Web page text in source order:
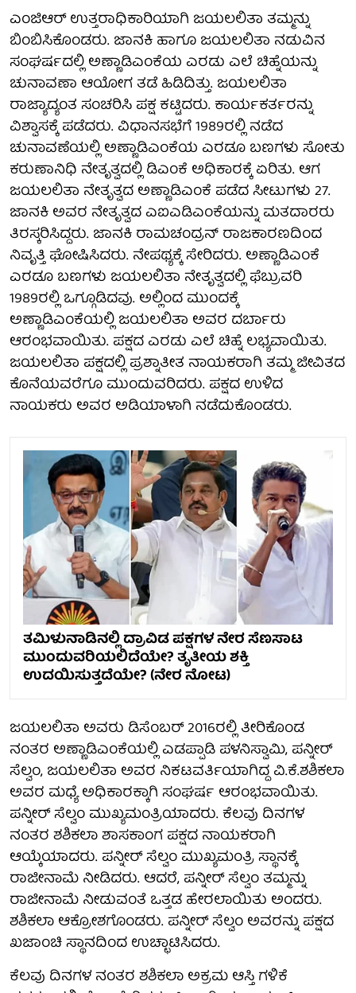
ಎಂಜಿಆರ್‌ ಉತ್ತರಾಧಿಕಾರಿಯಾಗಿ ಜಯಲಲಿತಾ ತಮ್ಮನ್ನು
ಬಿಂಬಿಸಿಕೊಂಡರು. ಜಾನಕಿ ಹಾಗೂ ಜಯಲಲಿತಾ ನಡುವಿನ
ಸಂಘರ್ಷದಲ್ಲಿ ಅಣ್ಣಾಡಿಎಂಕೆಯ ಎರಡು ಎಲೆ ಚಿಹ್ನೆಯನ್ನು
ಚುನಾವಣಾ ಆಯೋಗ ತಡೆ ಹಿಡಿದಿತ್ತು. ಜಯಲಲಿತಾ
ರಾಜ್ಯಾದ್ಯಂತ ಸಂಚರಿಸಿ ಪಕ್ಷ ಕಟ್ಟಿದರು. ಕಾರ್ಯಕರ್ತರನ್ನು
ವಿಶ್ವಾಸಕ್ಕೆ ಪಡೆದರು. ವಿಧಾನಸಭೆಗೆ 1989ರಲ್ಲಿ ನಡೆದ
ಚುನಾವಣೆಯಲ್ಲಿ ಅಣ್ಣಾಡಿಎಂಕೆಯ ಎರಡೂ ಬಣಗಳು ಸೋತು
ಕರುಣಾನಿಧಿ ನೇತೃತ್ವದಲ್ಲಿ ಡಿಎಂಕೆ ಅಧಿಕಾರಕ್ಕೆ ಏರಿತು. ಆಗ
ಜಯಲಲಿತಾ ನೇತೃತ್ವದ ಅಣ್ಣಾಡಿಎಂಕೆ ಪಡೆದ ಸೀಟುಗಳು 27.
ಜಾನಕಿ ಅವರ ನೇತೃತ್ವದ ಎಐಎಡಿಎಂಕೆಯನ್ನು ಮತದಾರರು
ತಿರಸ್ಕರಿಸಿದ್ದರು. ಜಾನಕಿ ರಾಮಚಂದ್ರನ್‌ ರಾಜಕಾರಣದಿಂದ
ನಿವೃತ್ತಿ ಘೋಷಿಸಿದರು. ನೇಪಥ್ಯಕ್ಕೆ ಸೇರಿದರು. ಅಣ್ಣಾಡಿಎಂಕೆ
ಎರಡೂ ಬಣಗಳು ಜಯಲಲಿತಾ ನೇತೃತ್ವದಲ್ಲಿ ಫೆಬ್ರುವರಿ
1989ರಲ್ಲಿ ಒಗ್ಗೂಡಿದವು. ಅಲ್ಲಿಂದ ಮುಂದಕ್ಕೆ
ಅಣ್ಣಾಡಿಎಂಕೆಯಲ್ಲಿ ಜಯಲಲಿತಾ ಅವರ ದರ್ಬಾರು
ಆರಂಭವಾಯಿತು. ಪಕ್ಷದ ಎರಡು ಎಲೆ ಚಿಹ್ನೆ ಲಭ್ಯವಾಯಿತು.
ಜಯಲಲಿತಾ ಪಕ್ಷದಲ್ಲಿ ಪ್ರಶ್ನಾತೀತ ನಾಯಕರಾಗಿ ತಮ್ಮ ಜೀವಿತದ
ಕೊನೆಯವರೆಗೂ ಮುಂದುವರಿದರು. ಪಕ್ಷದ ಉಳಿದ
ನಾಯಕರು ಅವರ ಅಡಿಯಾಳಾಗಿ ನಡೆದುಕೊಂಡರು.
ತಮಿಳುನಾಡಿನಲ್ಲಿ ದ್ರಾವಿಡ ಪಕ್ಷಗಳ ನೇರ ಸೆಣಸಾಟ
ಮುಂದುವರಿಯಲಿದೆಯೇ? ತೃತೀಯ ಶಕ್ತಿ
ಉದಯಿಸುತ್ತದೆಯೇ? (ನೇರ ನೋಟ)
ಜಯಲಲಿತಾ ಅವರು ಡಿಸೆಂಬರ್‌ 2016ರಲ್ಲಿ ತೀರಿಕೊಂಡ
ನಂತರ ಅಣ್ಣಾಡಿಎಂಕೆಯಲ್ಲಿ ಎಡಪ್ಪಾಡಿ ಪಳನಿಸ್ವಾಮಿ, ಪನ್ನೀರ್‌
ಸೆಲ್ವಂ, ಜಯಲಲಿತಾ ಅವರ ನಿಕಟವರ್ತಿಯಾಗಿದ್ದ ವಿ.ಕೆ.ಶಶಿಕಲಾ
ಅವರ ಮಧ್ಯೆ ಅಧಿಕಾರಕ್ಕಾಗಿ ಸಂಘರ್ಷ ಆರಂಭವಾಯಿತು.
ಪನ್ನೀರ್‌ ಸೆಲ್ವಂ ಮುಖ್ಯಮಂತ್ರಿಯಾದರು. ಕೆಲವು ದಿನಗಳ
ನಂತರ ಶಶಿಕಲಾ ಶಾಸಕಾಂಗ ಪಕ್ಷದ ನಾಯಕರಾಗಿ
ಆಯ್ಕೆಯಾದರು. ಪನ್ನೀರ್‌ ಸೆಲ್ವಂ ಮುಖ್ಯಮಂತ್ರಿ ಸ್ಥಾನಕ್ಕೆ
ರಾಜೀನಾಮೆ ನೀಡಿದರು. ಆದರೆ, ಪನ್ನೀರ್‌ ಸೆಲ್ವಂ ತಮ್ಮನ್ನು
ರಾಜೀನಾಮೆ ನೀಡುವಂತೆ ಒತ್ತಡ ಹೇರಲಾಯಿತು ಅಂದರು.
ಶಶಿಕಲಾ ಆಕ್ರೋಶಗೊಂಡರು. ಪನ್ನೀರ್‌ ಸೆಲ್ವಂ ಅವರನ್ನು ಪಕ್ಷದ
ಖಜಾಂಚಿ ಸ್ಥಾನದಿಂದ ಉಚ್ಛಾಟಿಸಿದರು.
ಕೆಲವು ದಿನಗಳ ನಂತರ ಶಶಿಕಲಾ ಅಕ್ರಮ ಆಸ್ತಿ ಗಳಿಕೆ